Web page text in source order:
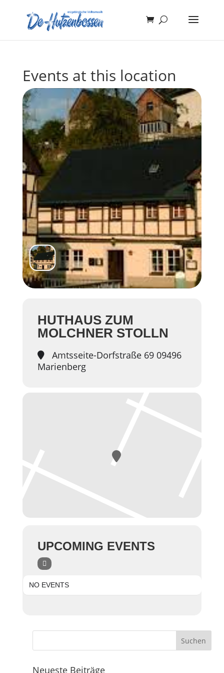
Events at this location
HUTHAUS ZUM
MOLCHNER STOLLN
Amtsseite-Dorfstraße 69 09496
Marienberg
UPCOMING EVENTS
NO EVENTS
Neueste Beiträge